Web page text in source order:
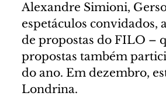
Alexandre Simioni,
espetáculos convidados,
de propostas do FILO –
propostas também
do ano. Em dezembro,
Londrina.